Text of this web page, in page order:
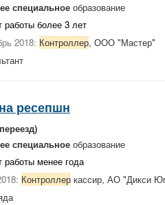
специальное образование
работы более 3 лет
2018: Контроллер, ООО "Мастер"
ресепшн
специальное образование
работы менее года
Контроллер кассир, АО "Дикси